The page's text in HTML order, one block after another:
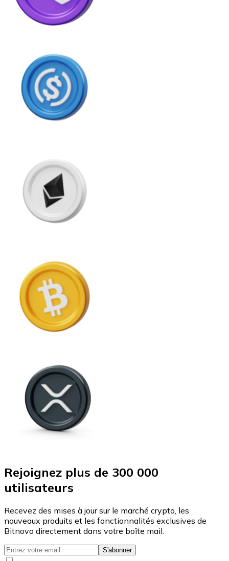
Rejoignez plus de 300 000
utilisateurs
Recevez des mises à jour sur le marché crypto, les
nouveaux produits et les fonctionnalités exclusives de
Bitnovo directement dans votre boîte mail.
S'abonner